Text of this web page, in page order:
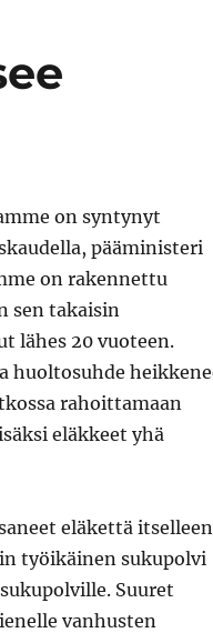
on syntynyt
pääministeri
on rakennettu
sen takaisin
lähes 20 vuoteen.
huoltosuhde
rahoittamaan
eläkkeet yhä
eläkettä
työikäinen sukupolvi
Suuret
vanhusten